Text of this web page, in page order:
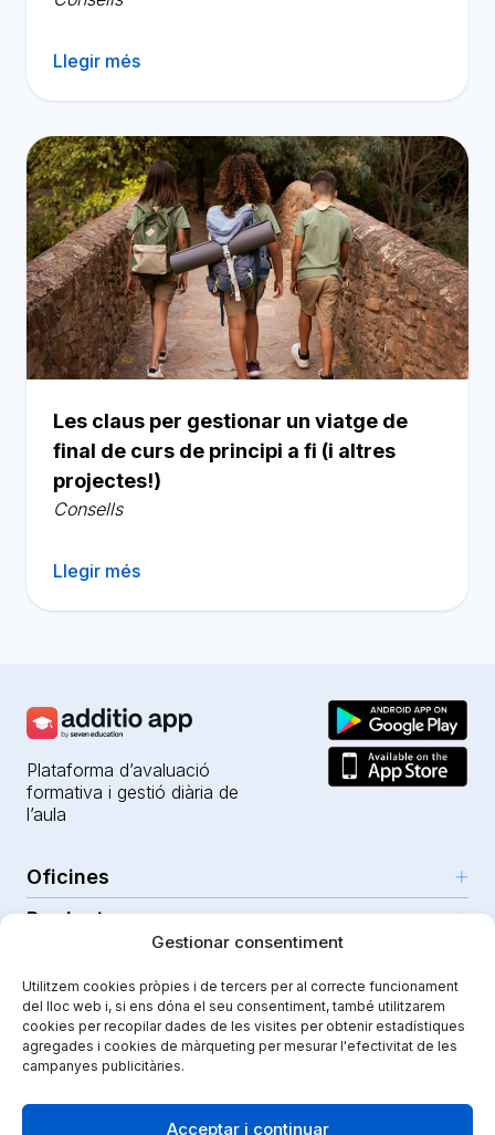
Gestionar consentiment
Utilitzem cookies pròpies i de tercers per al correcte funcionament
del lloc web i, si ens dóna el seu consentiment, també utilitzarem
cookies per recopilar dades de les visites per obtenir estadístiques
agregades i cookies de màrqueting per mesurar l'efectivitat de les
campanyes publicitàries.
Acceptar i continuar
Llegir més
Les claus per gestionar un viatge de
final de curs de principi a fi (i altres
projectes!)
Consells
Llegir més
Plataforma d’avaluació
formativa i gestió diària de
l’aula
Oficines
C/Emili Grahit, 91
Edifici Monturiol
Planta 1, oficina C01-02
17003 Girona
Productes
Per a docents
Per a centres públics
Per a centres privats
Comunicació escolar
Funcionalitats
Tutorials i ajuda
Seguretat
Seguretat i privacitat
Política de qualitat